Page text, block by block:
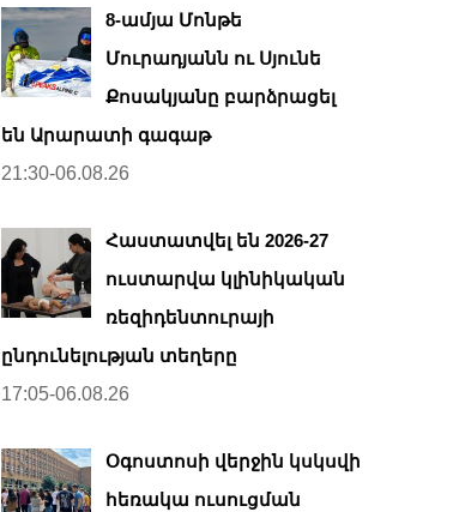
8-ամյա Մոնթե
Մուրադյանն ու Սյունե
Քոսակյանը բարձրացել
են Արարատի գագաթ
21:30-06.08.26
Հաստատվել են 2026-27
ուստարվա կլինիկական
ռեզիդենտուրայի
ընդունելության տեղերը
17:05-06.08.26
Օգոստոսի վերջին կսկսվի
հեռակա ուսուցման